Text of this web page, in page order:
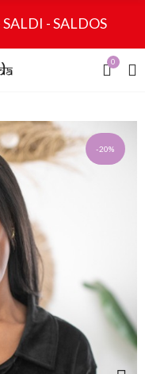
SALDI - SALDOS
0
-20%